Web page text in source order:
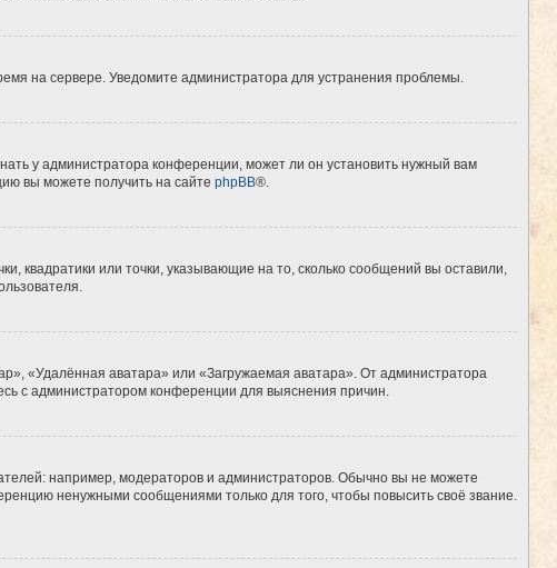
на сервере. Уведомите администратора для устранения проблемы.
у администратора конференции, может ли он установить нужный вам
вы можете получить на сайте phpBB®.
квадратики или точки, указывающие на то, сколько сообщений вы оставили,
«Удалённая аватара» или «Загружаемая аватара». От администратора
с администратором конференции для выяснения причин.
например, модераторов и администраторов. Обычно вы не можете
ненужными сообщениями только для того, чтобы повысить своё звание.